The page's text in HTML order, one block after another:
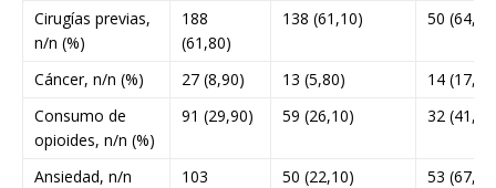
Cirugías previas,
n/n (%)
188
(61,80)
138 (61,10) 50
Cáncer, n/n (%) 27 (8,90) 13 (5,80)
14
Consumo de
opioides, n/n (%)
91 (29,90) 59 (26,10) 32
Ansiedad, n/n
103
50 (22,10) 53